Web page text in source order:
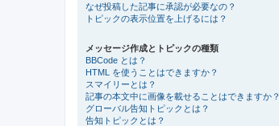
なぜ投稿した記事に承認が必要なの？
トピックの表示位置を上げるには？
メッセージ作成とトピックの種類
BBCode とは？
HTML を使うことはできますか？
スマイリーとは？
記事の本文中に画像を載せることはできますか？
グローバル告知トピックとは？
告知トピックとは？